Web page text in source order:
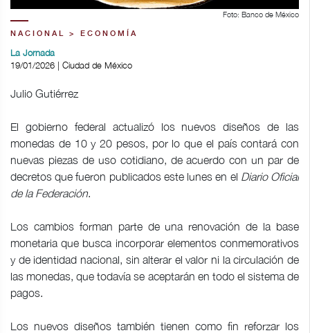
Foto: Banco de México
NACIONAL > ECONOMÍA
La Jornada
19/01/2026 | Ciudad de México
Julio Gutiérrez
El gobierno federal actualizó los nuevos diseños de las
monedas de 10 y 20 pesos, por lo que el país contará con
nuevas piezas de uso cotidiano, de acuerdo con un par de
decretos que fueron publicados este lunes en el Diario Oficial
de la Federación.
Los cambios forman parte de una renovación de la base
monetaria que busca incorporar elementos conmemorativos
y de identidad nacional, sin alterar el valor ni la circulación de
las monedas, que todavía se aceptarán en todo el sistema de
pagos.
Los nuevos diseños también tienen como fin reforzar los